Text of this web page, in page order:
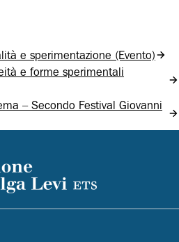
e sperimentazione (Evento)
e forme sperimentali
– Secondo Festival Giovanni